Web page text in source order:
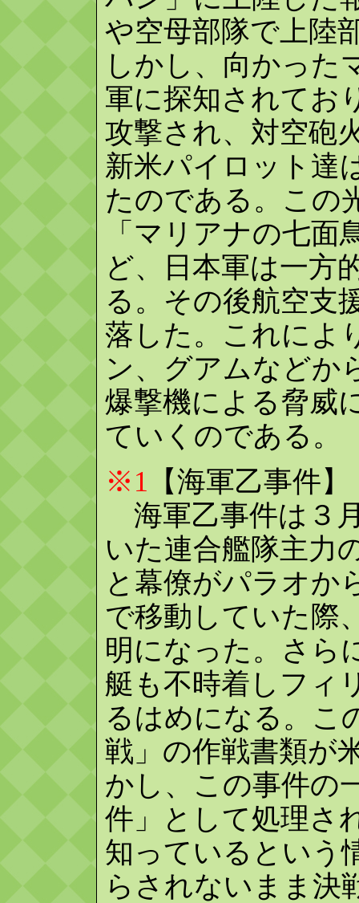
や空母部隊で上陸
しかし、向かった
軍に探知されてお
攻撃され、対空砲
新米パイロット達
たのである。この
「マリアナの七
ど、日本軍は一方
る。その後航空支
落した。これによ
ン、グアムなどか
爆撃機による脅威
ていくのである。
※1 【海軍乙事件】
海軍乙事件は３
いた連合艦隊主力
と幕僚がパラオか
で移動していた際
明になった。さら
艇も不時着しフィ
るはめになる。こ
戦」の作戦書類が
かし、この事件の
件」として処理さ
知っているという
らされないまま決